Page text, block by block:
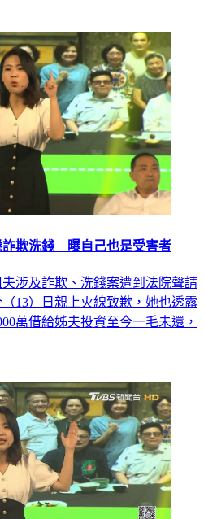
詐欺洗錢 曝自己也是受害者
涉及詐欺、洗錢案遭到法院聲請
13）日親上火線致歉，她也透露
萬借給姊夫投資至今一毛未還，